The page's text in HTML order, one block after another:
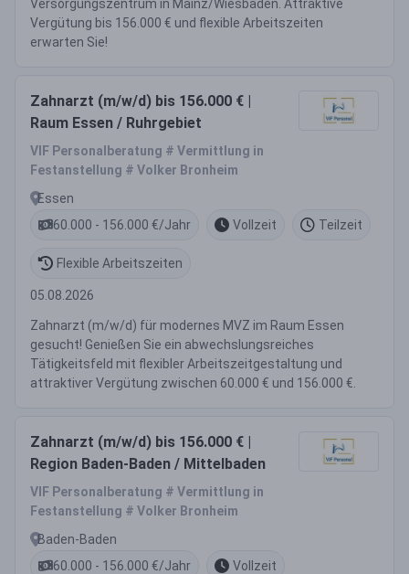
Versorgungszentrum in Mainz/Wiesbaden. Attraktive
Vergütung bis 156.000 € und flexible Arbeitszeiten
erwarten Sie!
Zahnarzt (m/w/d) bis 156.000 € |
Raum Essen / Ruhrgebiet
VIF Personalberatung # Vermittlung in
Festanstellung # Volker Bronheim
Essen
60.000 - 156.000 €/Jahr
Vollzeit Teilzeit
Flexible Arbeitszeiten
05.08.2026
Zahnarzt (m/w/d) für modernes MVZ im Raum Essen
gesucht! Genießen Sie ein abwechslungsreiches
Tätigkeitsfeld mit flexibler Arbeitszeitgestaltung und
attraktiver Vergütung zwischen 60.000 € und 156.000 €.
Zahnarzt (m/w/d) bis 156.000 € |
Region Baden-Baden / Mittelbaden
VIF Personalberatung # Vermittlung in
Festanstellung # Volker Bronheim
Baden-Baden
60.000 - 156.000 €/Jahr
Vollzeit